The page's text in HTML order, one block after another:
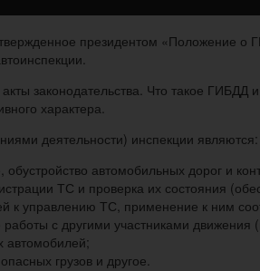
президентом «Положение
законодательства. Что такое
характера.
деятельности) инспекции являются:
обустройство автомобильных дорог и
ТС и проверка их состояния
к управлению ТС, применение к ним
работы с другими участниками
автомобилей;
грузов и другое.